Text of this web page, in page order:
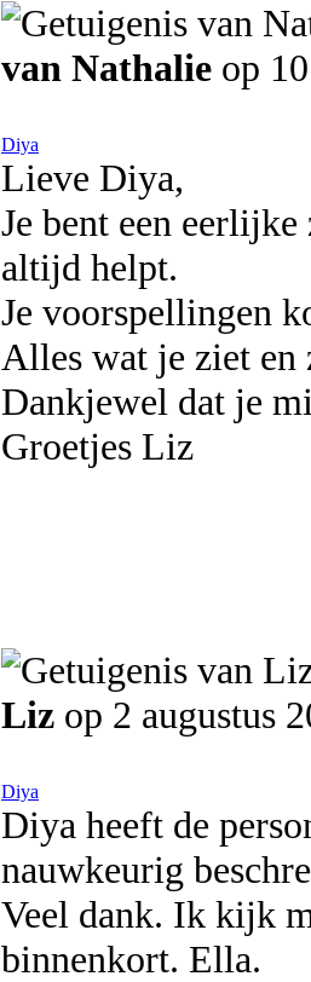
van Nathalie op
Diya
Lieve Diya,
Je bent een
altijd helpt.
Je voorspellingen
Alles wat je ziet en
Dankjewel dat je
Groetjes Liz
Liz op 2 augustus
Diya
Diya heeft de
nauwkeurig
Veel dank. Ik kijk
binnenkort. Ella.